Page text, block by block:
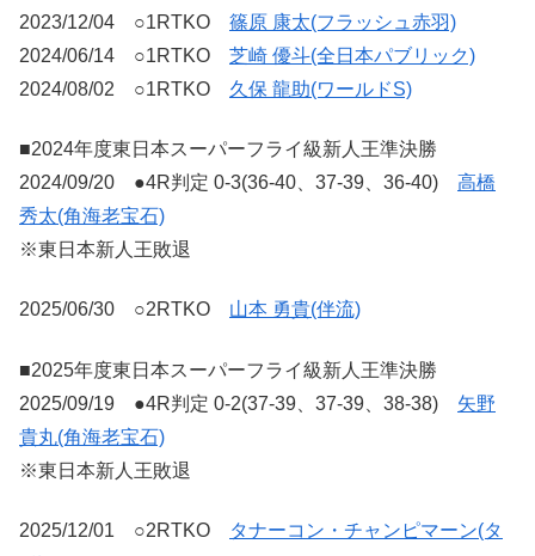
2023/12/04 ○1RTKO 篠原 康太(フラッシュ赤羽)
2024/06/14 ○1RTKO 芝崎 優斗(全日本パブリック)
2024/08/02 ○1RTKO 久保 龍助(ワールドS)
■2024年度東日本スーパーフライ級新人王準決勝
2024/09/20 ●4R判定 0-3(36-40、37-39、36-40) 高橋
秀太(角海老宝石)
※東日本新人王敗退
2025/06/30 ○2RTKO 山本 勇貴(伴流)
■2025年度東日本スーパーフライ級新人王準決勝
2025/09/19 ●4R判定 0-2(37-39、37-39、38-38) 矢野
貴丸(角海老宝石)
※東日本新人王敗退
2025/12/01 ○2RTKO
タナーコン・チャンピマーン(タ